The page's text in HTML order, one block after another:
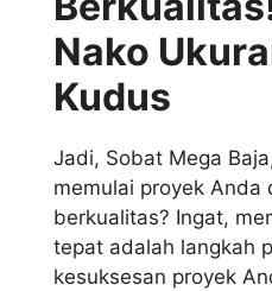
Nako
Kudus
Jadi, Sobat Mega
memulai proyek Anda
berkualitas? Ingat,
tepat adalah langkah
kesuksesan proyek